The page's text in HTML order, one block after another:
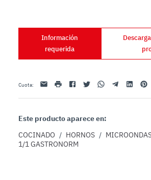
Información
requerida
Cuota: Email impresiónFacebookTwitterWhatsappTelegramLinkedin
Este producto aparece en:
COCINADO / HORNOS /
1/1 GASTRONORM